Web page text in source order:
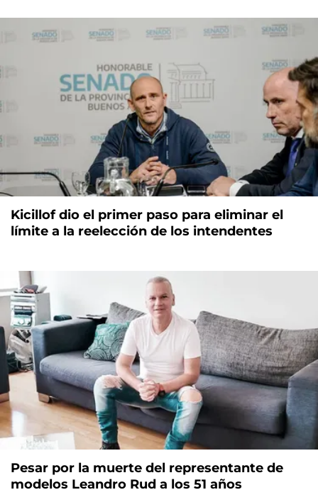
Kicillof dio el primer paso para eliminar el
límite a la reelección de los intendentes
Pesar por la muerte del representante de
modelos Leandro Rud a los 51 años